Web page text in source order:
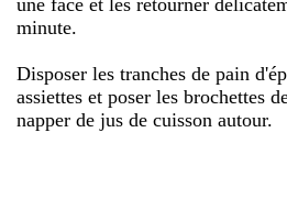
minute.
Disposer les tranches de pain
assiettes et poser les brochettes
napper de jus de cuisson autour.